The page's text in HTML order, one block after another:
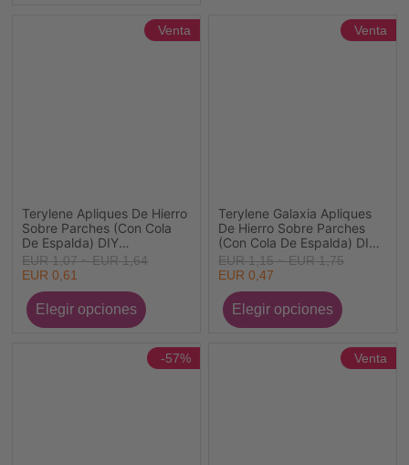
Terylene Apliques De Hierro
Sobre Parches (Con Cola
De Espalda) DIY
Scrapbooking Craft
Multicolor Bordado 2
Unidades
Venta
EUR 1,07 ~ EUR 1,64
EUR 0,61
Terylene Galaxia Apliques
De Hierro Sobre Parches
(Con Cola De Espalda) DIY
Scrapbooking Craft
Multicolor Planeta 5
Unidades
Venta
EUR 1,15 ~ EUR 1,75
EUR 0,47
-57% Venta